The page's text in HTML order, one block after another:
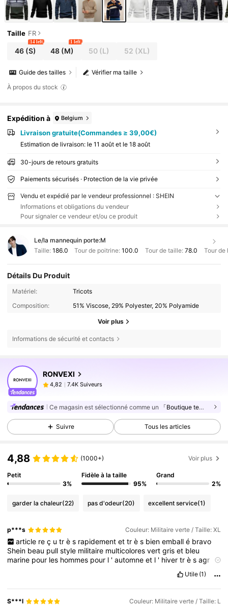
Taille FR
46(S)
14 left
48 (M)
1 left
50(L) 52 (XL)
Vérifier ma taille
Guide des tailles
À propos du stock
Expédition à Belgium
Livraison gratuite(Commandes ≥ 39,00€)
Estimation de livraison: le 11 août et le 18 août
30-jours de retours gratuits
Paiements sécurisés · Protection de la vie privée
Vendu et expédié par le vendeur professionnel : SHEIN
Informations et obligations du vendeur
Pour signaler ce vendeur et/ou ce produit
Le/la mannequin porte:M
Taille: 186.0 Tour de poitrine:100.0 Tour de taille: 78.0 Tour de
Détails Du Produit
Matériel:
Tricots
Composition:
51% Viscose, 29% Polyester, 20% Polyamide
Voir plus
Informations de sécurité et contacts
RONVEXI
4,82
7.4K Suiveurs
4,82 7.4K Suiveurs
Ce magasin est sélectionné comme un 「Boutique tendance」
Suivre Tous les articles
4,88 (1000+) Voir plus
Petit
3%
Fidèle à la taille
95%
Grand
2%
garder la chaleur(22) pas d'odeur(20) excellent service(1)
p***s Couleur: Militaire verte / Taille: XL
article re ç u tr è s rapidement et tr è s bien emball é bravo
Shein beau pullstyle militaire multicoloresvertgriset bleu
marine pour les hommes pour l 'automneet l ' hivertrèsagr é
foncezlesfilles je
recommandevivementbravoShein
Utile (1)
S***l Couleur: Militaire verte / Taille: L